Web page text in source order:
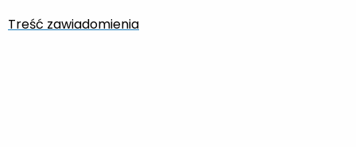
Treść zawiadomienia